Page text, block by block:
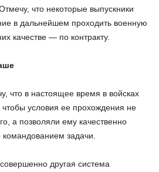
что некоторые выпускники
в дальнейшем проходить военную
качестве — по контракту.
что в настоящее время в войсках
условия ее прохождения не
а позволяли ему качественно
задачи.
другая система